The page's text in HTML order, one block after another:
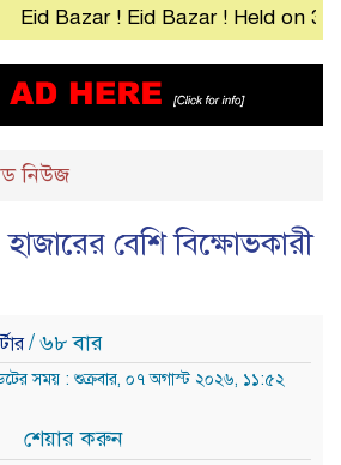
Bazar ! Eid Bazar ! Held on 30th
নিউজ
বেশি বিক্ষোভকারী
/ ৬৮ বার
সময় : শুক্রবার, ০৭ অগাস্ট ২০২৬, ১১:৫২
শেয়ার করুন